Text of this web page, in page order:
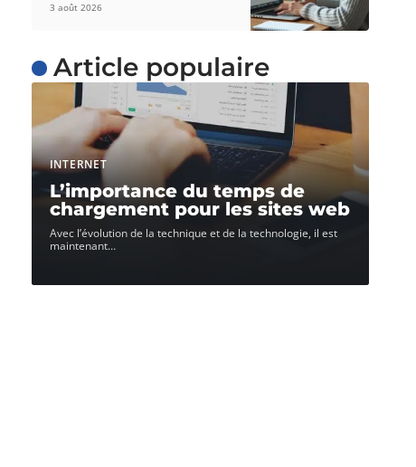
3 août 2026
Article populaire
INTERNET
L’importance du temps de
chargement pour les sites web
Avec l’évolution de la technique et de la technologie, il est
maintenant…